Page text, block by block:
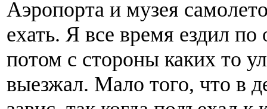
Аэропорта и музея
ехать. Я все время ездил
потом с стороны каких то
выезжал. Мало того, что в